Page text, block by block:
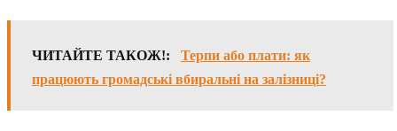
ЧИТАЙТЕ ТАКОЖ!:
Терпи або плати: як
працюють громадські вбиральні на залізниці?